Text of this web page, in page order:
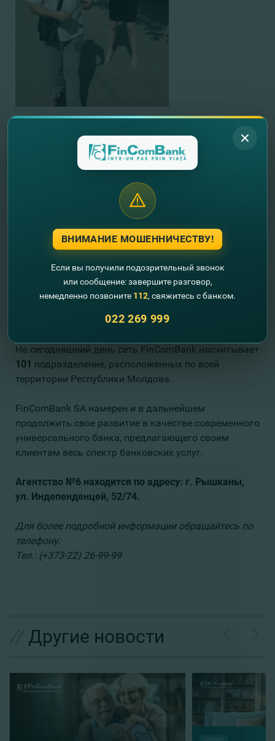
весь спектр банковских услуг для физических лиц:
коммунальные платежи, денежные переводы,
открытие и обслуживание банковских карт, обмен
валют и пр. Всем желающим будет предложена
удобная, современная система электронных
«Банк растет, развивается и открытие
Рышканы подтверждает политику банка быть как
можно ближе к своим клиентам»
- утверждает
Бизнеса FinComBank.
На сегодняшний день сеть FinComBank насчитывает
101 подразделение, расположенных по всей
территории Республики Молдова.
FinComBank SA намерен и в дальнейшем
продолжить свое развитие в качестве современного
универсального банка, предлагающего своим
клиентам весь спектр банковских услуг.
Агентство №6 находится по адресу: г. Рышканы,
ул. Индепенденцей, 52/74.
Для более подробной информации обращайтесь по
телефону:
Тел.: (+373-22) 26-99-99
Другие новости
ВНИМАНИЕ МОШЕННИЧЕСТВУ!
Если вы получили подозрительный звонок
или сообщение: завершите разговор,
немедленно позвоните 112, свяжитесь с банком.
022 269 999